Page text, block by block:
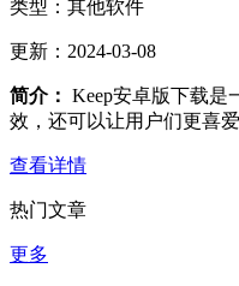
类型： 其他软件
更新： 2024-03-08
简介： Keep安卓版下载是
效，还可以让用户们更喜爱
查看详情
热门文章
更多